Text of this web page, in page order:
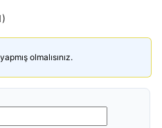
olmalısınız.